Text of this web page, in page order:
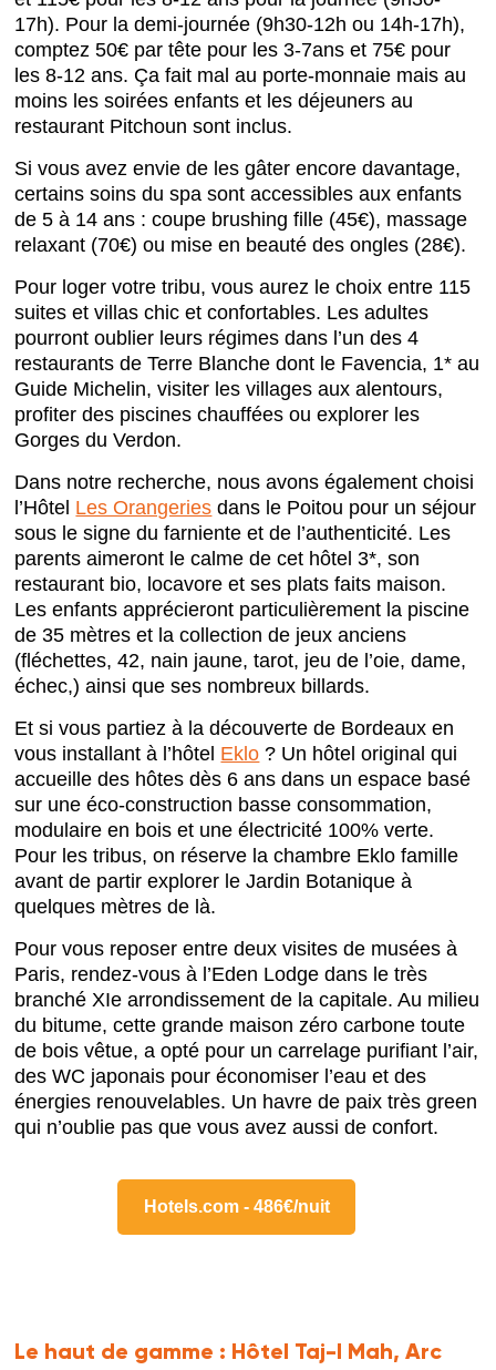
17h). Pour la demi-journée (9h30-12h ou 14h-17h),
comptez 50€ par tête pour les 3-7ans et 75€ pour
les 8-12 ans. Ça fait mal au porte-monnaie mais au
moins les soirées enfants et les déjeuners au
restaurant Pitchoun sont inclus.
Si vous avez envie de les gâter encore davantage,
certains soins du spa sont accessibles aux enfants
de 5 à 14 ans : coupe brushing fille (45€), massage
relaxant (70€) ou mise en beauté des ongles (28€).
Pour loger votre tribu, vous aurez le choix entre 115
suites et villas chic et confortables. Les adultes
pourront oublier leurs régimes dans l’un des 4
restaurants de Terre Blanche dont le Favencia, 1* au
Guide Michelin, visiter les villages aux alentours,
profiter des piscines chauffées ou explorer les
Gorges du Verdon.
Dans notre recherche, nous avons également choisi
l’Hôtel Les Orangeries dans le Poitou pour un séjour
sous le signe du farniente et de l’authenticité. Les
parents aimeront le calme de cet hôtel 3*, son
restaurant bio, locavore et ses plats faits maison.
Les enfants apprécieront particulièrement la piscine
de 35 mètres et la collection de jeux anciens
(fléchettes, 42, nain jaune, tarot, jeu de l’oie, dame,
échec,) ainsi que ses nombreux billards.
Et si vous partiez à la découverte de Bordeaux en
vous installant à l’hôtel Eklo ? Un hôtel original qui
accueille des hôtes dès 6 ans dans un espace basé
sur une éco-construction basse consommation,
modulaire en bois et une électricité 100% verte.
Pour les tribus, on réserve la chambre Eklo famille
avant de partir explorer le Jardin Botanique à
quelques mètres de là.
Pour vous reposer entre deux visites de musées à
Paris, rendez-vous à l’Eden Lodge dans le très
branché XIe arrondissement de la capitale. Au milieu
du bitume, cette grande maison zéro carbone toute
de bois vêtue, a opté pour un carrelage purifiant l’air,
des WC japonais pour économiser l’eau et des
énergies renouvelables. Un havre de paix très green
qui n’oublie pas que vous avez aussi de confort.
Hotels.com - 486€/nuit
Le haut de gamme : Hôtel Taj-I Mah, Arc